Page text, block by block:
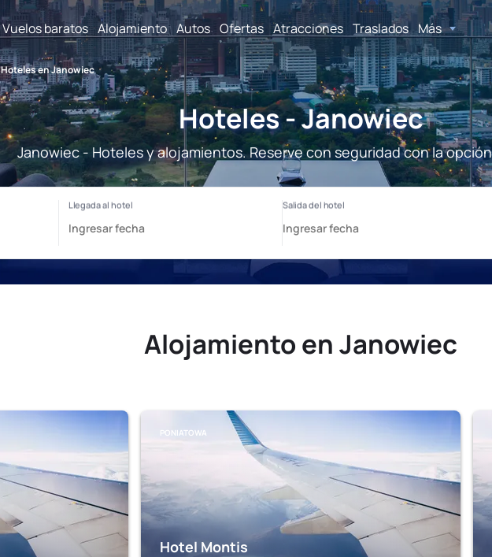
Vuelos baratos Alojamiento Autos Ofertas Atracciones Traslados Más
Hoteles en Janowiec
Hoteles - Janowiec
Janowiec - Hoteles y alojamientos. Reserve con seguridad con la
Alojamiento en Janowiec
PONIATOWA
Hotel Montis